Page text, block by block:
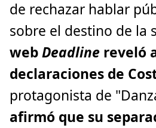
de rechazar hablar
sobre el destino de la
webDeadline reveló
declaraciones de
protagonista de
afirmó que su